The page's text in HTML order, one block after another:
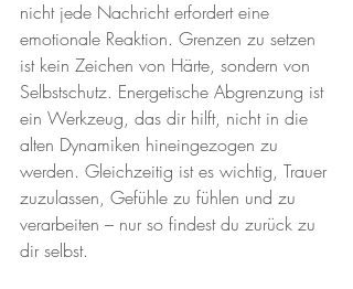
nicht jede Nachricht erfordert eine
emotionale Reaktion. Grenzen zu setzen
ist kein Zeichen von Härte, sondern von
Selbstschutz. Energetische Abgrenzung ist
ein Werkzeug, das dir hilft, nicht in die
alten Dynamiken hineingezogen zu
werden. Gleichzeitig ist es wichtig, Trauer
zuzulassen, Gefühle zu fühlen und zu
verarbeiten – nur so findest du zurück zu
dir selbst.